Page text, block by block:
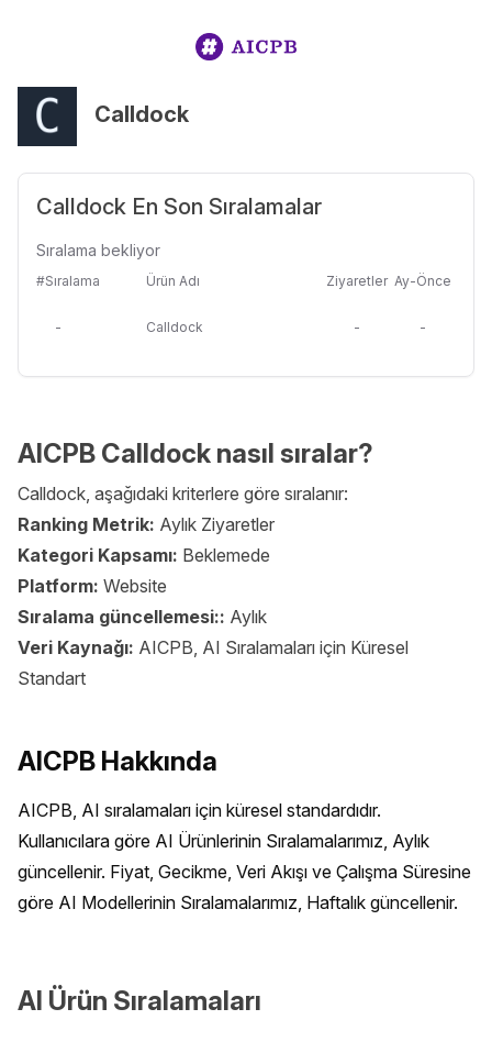
Calldock
Calldock En Son Sıralamalar
Sıralama bekliyor
#Sıralama Ürün Adı Ziyaretler Ay-Önce
- Calldock - -
AICPB Calldock nasıl sıralar?
Calldock, aşağıdaki kriterlere göre sıralanır:
Ranking Metrik: Aylık Ziyaretler
Kategori Kapsamı: Beklemede
Platform: Website
Sıralama güncellemesi:: Aylık
Veri Kaynağı: AICPB, AI Sıralamaları için Küresel
Standart
AICPB Hakkında
AICPB, AI sıralamaları için küresel standardıdır.
Kullanıcılara göre AI Ürünlerinin Sıralamalarımız, Aylık
güncellenir. Fiyat, Gecikme, Veri Akışı ve Çalışma Süresine
göre AI Modellerinin Sıralamalarımız, Haftalık güncellenir.
AI Ürün Sıralamaları